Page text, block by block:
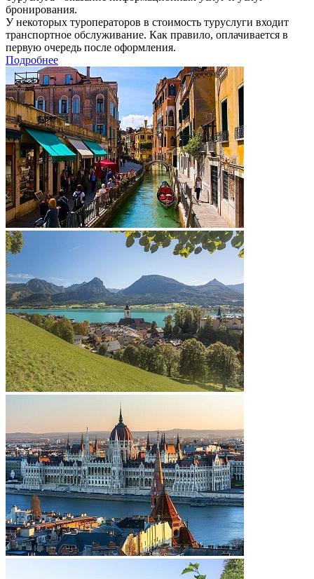
бронирования.
У некоторых туроператоров в стоимость туруслуги входит
транспортное обслуживание. Как правило, оплачивается в
первую очередь после оформления.
Подробнее